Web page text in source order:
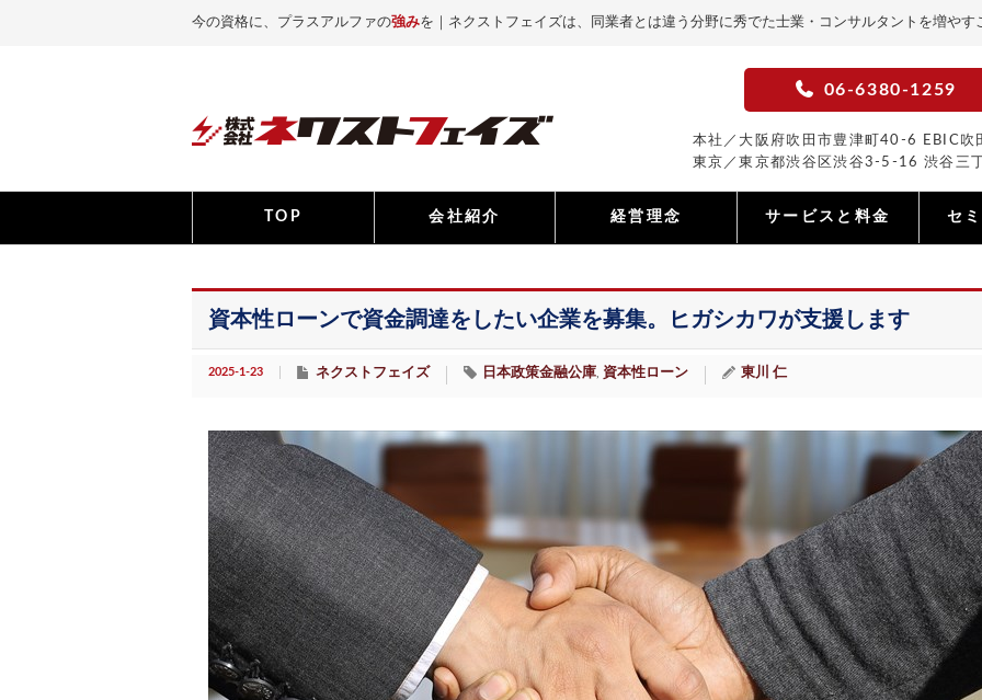
今の資格に、プラスアルファの強みを｜ネクストフェイズは、同業者とは違う分野に秀でた士業・コンサルタントを増や
06-6380-1259
本社／大阪府吹田市豊津町40-6 EBIC吹
東京／東京都渋谷区渋谷3-5-16 渋谷三
TOP 会社紹介 経営理念 サービスと料金 セ
資本性ローンで資金調達をしたい企業を募集。ヒガシカワが支援します
2025-1-23 ネクストフェイズ 日本政策金融公庫 資本性ローン 東川 仁